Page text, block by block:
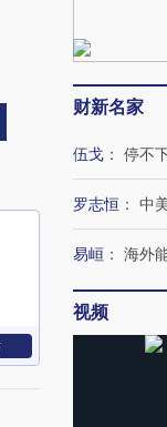
财新名家
伍戈 ： 停不
罗志恒 ： 中
易峘 ： 海外
视频